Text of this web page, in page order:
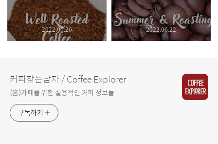
2022.06.26 2022.06.22
커피찾는남자 / Coffee Explorer
(홈)카페를 위한 실용적인 커피 정보들
구독하기